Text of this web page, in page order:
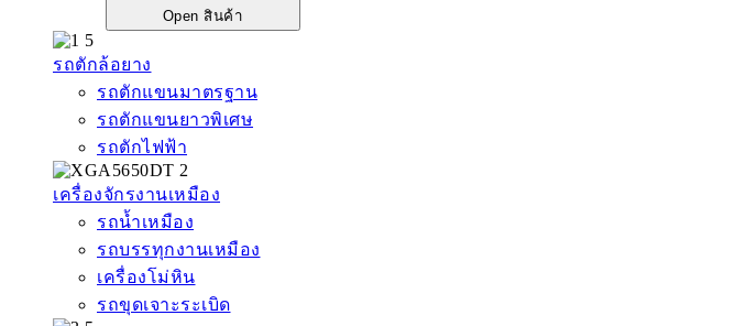
Open สินค้า
รถตักล้อยาง
รถตักแขนมาตรฐาน
รถตักแขนยาวพิเศษ
รถตักไฟฟ้า
เครื่องจักรงานเหมือง
รถน้ำเหมือง
รถบรรทุกงานเหมือง
เครื่องโม่หิน
รถขุดเจาะระเบิด